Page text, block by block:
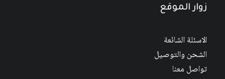
زوار الموقع
الاسئلة الشائعة
الشحن والتوصيل
تواصل معنا